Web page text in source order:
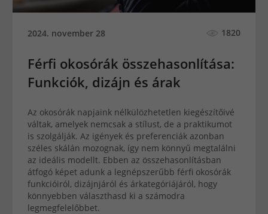
2024. november 28 1820
Férfi okosórák összehasonlítása:
Funkciók, dizájn és árak
Az okosórák napjaink nélkülözhetetlen kiegészítőivé
váltak, amelyek nemcsak a stílust, de a praktikumot
is szolgálják. Az igények és preferenciák azonban
széles skálán mozognak, így nem könnyű megtalálni
az ideális modellt. Ebben az összehasonlításban
átfogó képet adunk a legnépszerűbb férfi okosórák
funkcióiról, dizájnjáról és árkategóriájáról, hogy
könnyebben választhasd ki a számodra
legmegfelelőbbet.